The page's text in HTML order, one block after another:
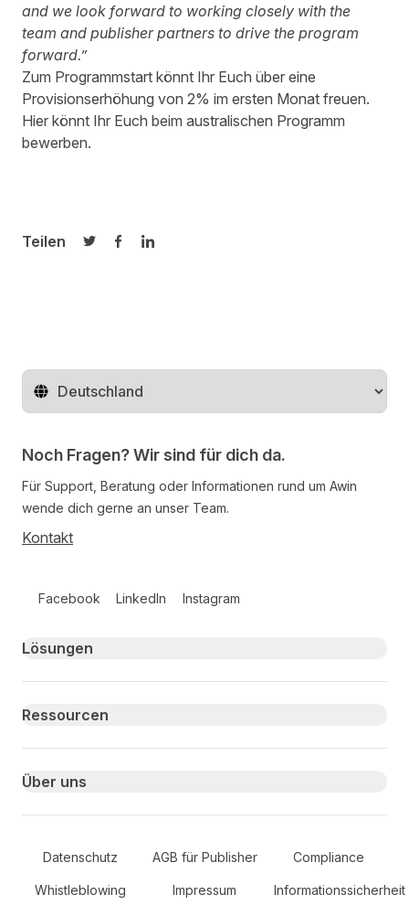
and we look forward to working closely with the
team and publisher partners to drive the program
forward.”
Zum Programmstart könnt Ihr Euch über eine
Provisionserhöhung von 2% im ersten Monat freuen.
Hier könnt Ihr Euch beim australischen Programm
bewerben.
Teilen
Auf Twitter teilen
Auf Facebook teilen
Auf LinkedIn teilen
Region ändern
Noch Fragen? Wir sind für dich da.
Für Support, Beratung oder Informationen rund um Awin
wende dich gerne an unser Team.
Kontakt
Facebook LinkedIn Instagram
Primary footer navigation
Lösungen
Ressourcen
Über uns
Secondary Footer Navigation
Datenschutz AGB für Publisher Compliance
Whistleblowing Impressum Informationssicherheit